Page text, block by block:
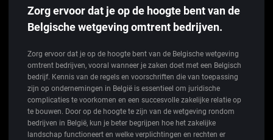
Zorg ervoor dat je op de hoogte bent van de
Belgische wetgeving omtrent bedrijven.
Zorg ervoor dat je op de hoogte bent van de Belgische wetgeving
omtrent bedrijven, vooral wanneer je zaken doet met een Belgisch
bedrijf. Kennis van de regels en voorschriften die van toepassing
zijn op ondernemingen in België is essentieel om juridische
complicaties te voorkomen en een succesvolle zakelijke relatie op
te bouwen. Door op de hoogte te zijn van de wetgeving rondom
bedrijven in België, kun je beter begrijpen hoe het zakelijke
landschap functioneert en welke verplichtingen en rechten er